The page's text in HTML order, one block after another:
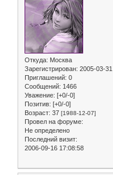
Откуда: Москва
Зарегистрирован: 2005-03-31
Приглашений: 0
Сообщений: 1466
Уважение: [+0/-0]
Позитив: [+0/-0]
Возраст: 37 [1988-12-07]
Провел на форуме:
Не определено
Последний визит:
2006-09-16 17:08:58